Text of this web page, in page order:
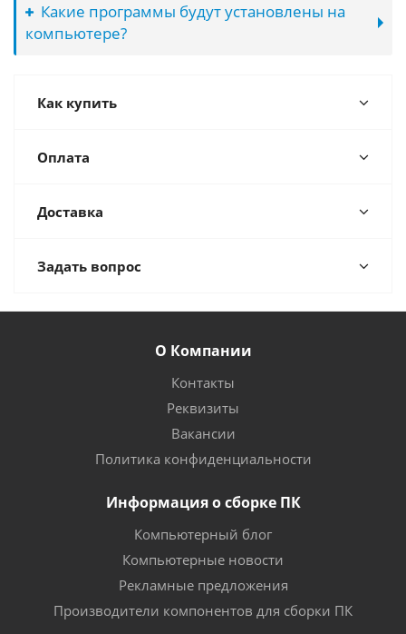
Какие программы будут установлены на
компьютере?
Как купить
Оплата
Доставка
Задать вопрос
О Компании
Контакты
Реквизиты
Вакансии
Политика конфиденциальности
Информация о сборке ПК
Компьютерный блог
Компьютерные новости
Рекламные предложения
Производители компонентов для сборки ПК